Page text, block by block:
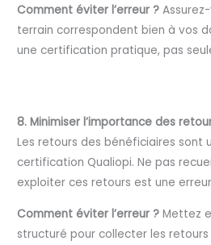
Comment éviter l’erreur ?
terrain correspondent bien à vos
une certification pratique, pas
8. Minimiser l’importance des
Les retours des bénéficiaires sont
certification Qualiopi. Ne pas
exploiter ces retours est une
Comment éviter l’erreur ? Mettez
structuré pour collecter les